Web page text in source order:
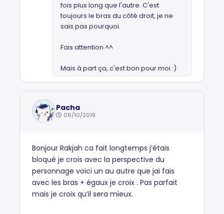
fois plus long que l'autre. C'est
toujours le bras du côté droit, je ne
sais pas pourquoi.
Fais attention ^^
Mais à part ça, c'est bon pour moi :)
Pacha
06/10/2019
Bonjour Rakjah ca fait longtemps j’étais
bloqué je crois avec la perspective du
personnage voici un au autre que jai fais
avec les bras + égaux je croix . Pas parfait
mais je croix qu’il sera mieux.